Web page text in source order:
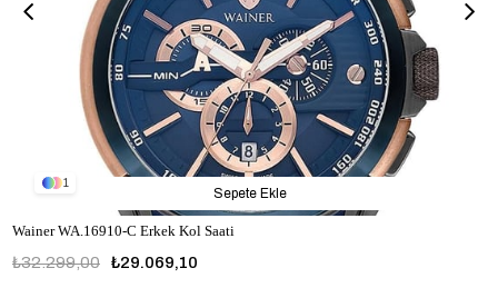
1
Wainer WA.16910-C Erkek Kol Saati
₺29.069,10
₺32.299,00
Sepete Ekle